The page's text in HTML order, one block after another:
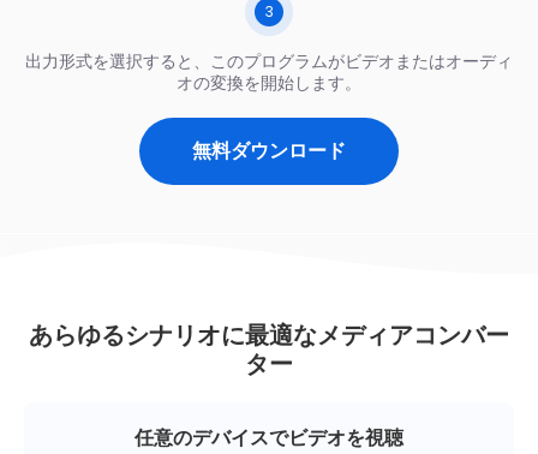
3
出力形式を選択すると、このプログラムがビデオまたはオーディ
オの変換を開始します。
無料ダウンロード
あらゆるシナリオに最適なメディアコンバー
ター
任意のデバイスでビデオを視聴